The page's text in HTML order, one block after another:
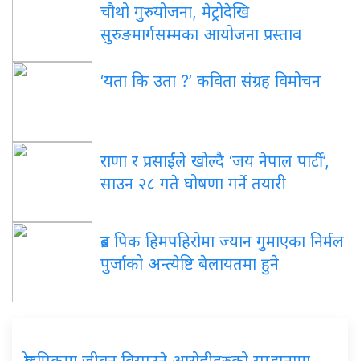
चौथो गुरुयोजना, मेट्रोदेखि
सुरुङमार्गसम्मका आयोजना प्रस्ताव
‘यता कि उता ?’ कविता संग्रह विमोचन
राणा र प्रसाईंले खोल्दै ‘जय नेपाल पार्टी’,
साउन २८ गते घोषणा गर्ने तयारी
ब्रड पिक हिमपहिरोमा ज्यान गुमाएका निर्मल
पुर्जाको अन्त्येष्टि बेलायतमा हुने